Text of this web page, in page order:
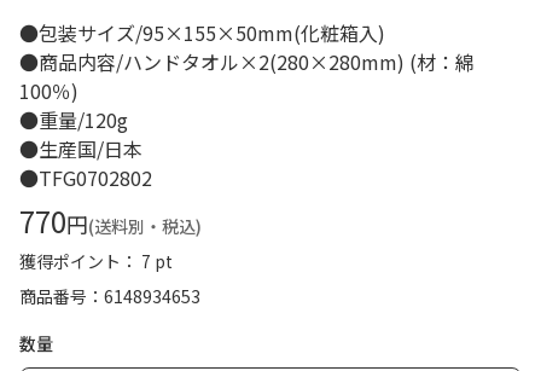
●包装サイズ/95×155×50mm(化粧箱入)
●商品内容/ハンドタオル×2(280×280mm) (材：綿
100％)
●重量/120g
●生産国/日本
●TFG0702802
770円(送料別・税込)
獲得ポイント： 7 pt
商品番号
6148934653
数量